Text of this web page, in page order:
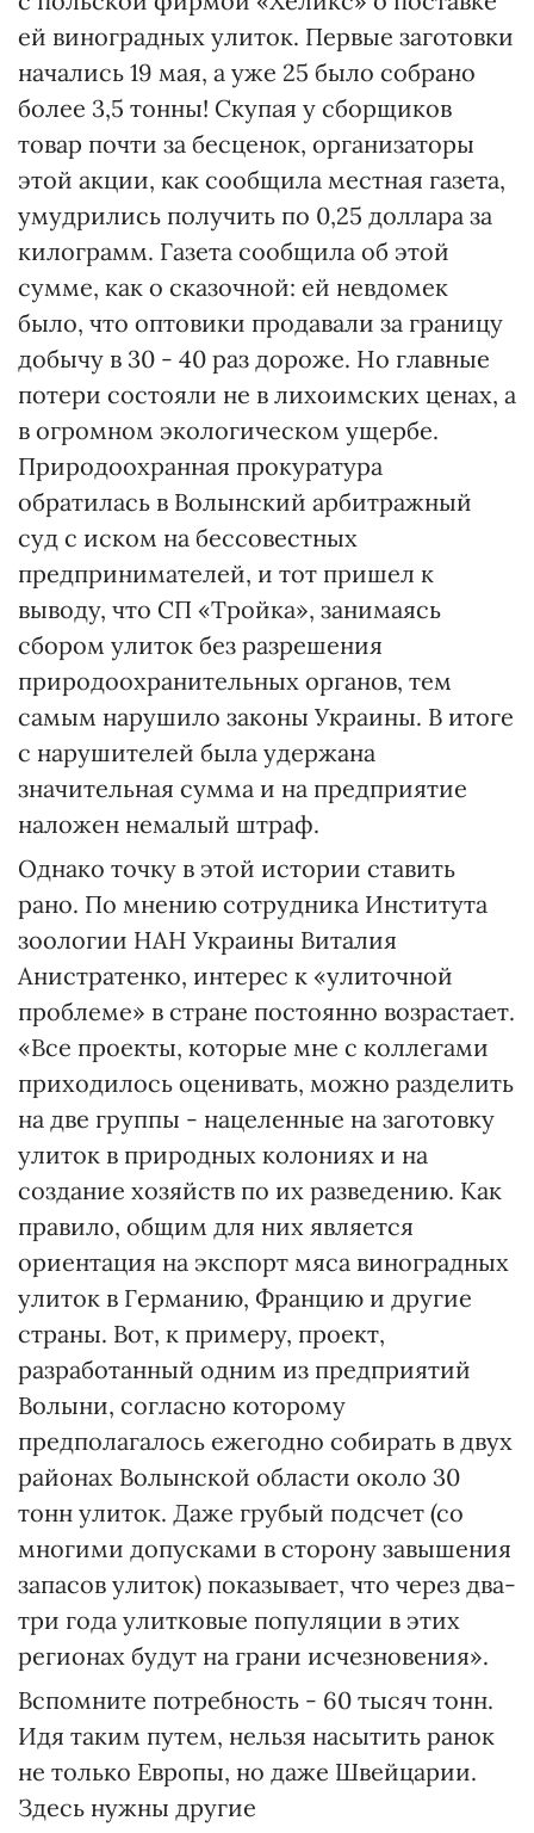
ей виноградных улиток. Первые заготовки
начались 19 мая, а уже 25 было собрано
более 3,5 тонны! Скупая у сборщиков
товар почти за бесценок, организаторы
этой акции, как сообщила местная газета,
умудрились получить по 0,25 доллара за
килограмм. Газета сообщила об этой
сумме, как о сказочной: ей невдомек
было, что оптовики продавали за границу
добычу в 30 - 40 раз дороже. Но главные
потери состояли не в лихоимских ценах, а
в огромном экологическом ущербе.
Природоохранная прокуратура
обратилась в Волынский арбитражный
суд с иском на бессовестных
предпринимателей, и тот пришел к
выводу, что СП «Тройка», занимаясь
сбором улиток без разрешения
природоохранительных органов, тем
самым нарушило законы Украины. В итоге
с нарушителей была удержана
значительная сумма и на предприятие
наложен немалый штраф.
Однако точку в этой истории ставить
рано. По мнению сотрудника Института
зоологии НАН Украины Виталия
Анистратенко, интерес к «улиточной
проблеме» в стране постоянно возрастает.
«Все проекты, которые мне с коллегами
приходилось оценивать, можно разделить
на две группы - нацеленные на заготовку
улиток в природных колониях и на
создание хозяйств по их разведению. Как
правило, общим для них является
ориентация на экспорт мяса виноградных
улиток в Германию, Францию и другие
страны. Вот, к примеру, проект,
разработанный одним из предприятий
Волыни, согласно которому
предполагалось ежегодно собирать в двух
районах Волынской области около 30
тонн улиток. Даже грубый подсчет (со
многими допусками в сторону завышения
запасов улиток) показывает, что через два-
три года улитковые популяции в этих
регионах будут на грани исчезновения».
Вспомните потребность - 60 тысяч тонн.
Идя таким путем, нельзя насытить ранок
не только Европы, но даже Швейцарии.
Здесь нужны другие